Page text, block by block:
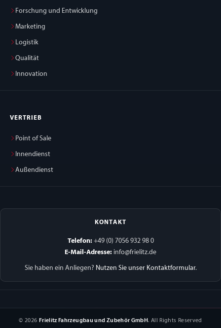
Forschung und Entwicklung
Marketing
Logistik
Qualität
Innovation
VERTRIEB
Point of Sale
Innendienst
Außendienst
KONTAKT
Telefon:+49 (0) 7056 932 98 0
E-Mail-Adresse: info@frielitz.de
Sie haben ein Anliegen? Nutzen Sie unser Kontaktformular.
© 2026 Frielitz Fahrzeugbau und Zubehör GmbH. All Rights Reserved